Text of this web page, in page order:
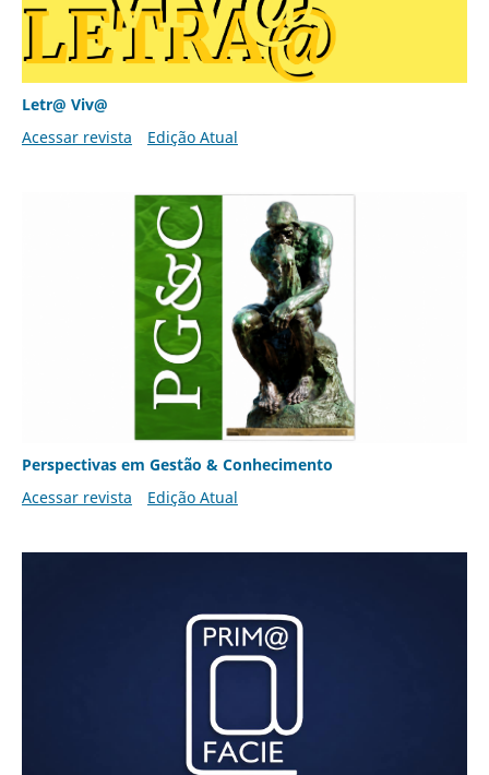
Letr@ Viv@
Acessar revista
Edição Atual
Perspectivas em Gestão & Conhecimento
Acessar revista
Edição Atual